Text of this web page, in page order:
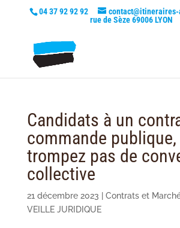
04 37 92 92 92 contact@itineraires-
rue de Sèze 69006 LYON
Candidats à un
commande
trompez pas de
collective
21 décembre 2023 Contrats et
VEILLE JURIDIQUE